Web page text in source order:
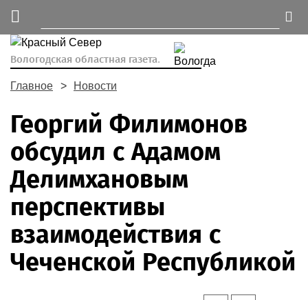
Вологодская областная газета.
Главное Новости
Георгий Филимонов
обсудил с Адамом
Делимхановым
перспективы
взаимодействия с
Чеченской Республикой